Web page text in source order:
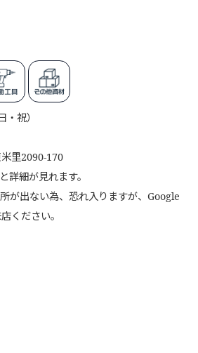
祝）
里2090-170
詳細が見れます。
が出ない為、恐れ入りますが、Google
ください。